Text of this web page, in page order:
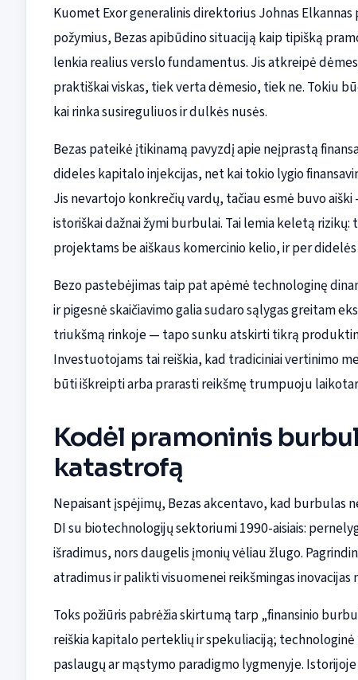
Kuomet Exor generalinis direktorius Johnas
požymius, Bezas apibūdino situaciją kaip tipišką
lenkia realius verslo fundamentus. Jis atkreipė
praktiškai viskas, tiek verta dėmesio, tiek ne. Tokiu
kai rinka susireguliuos ir dulkės nusės.
Bezas pateikė įtikinamą pavyzdį apie neįprastą
dideles kapitalo injekcijas, net kai tokio lygio
Jis nevartojo konkrečių vardų, tačiau esmė buvo
istoriškai dažnai žymi burbulai. Tai lemia keletą
projektams be aiškaus komercinio kelio, ir per
Bezo pastebėjimas taip pat apėmė technologinę
ir pigesnė skaičiavimo galia sudaro sąlygas greitam
triukšmą rinkoje — tapo sunku atskirti tikrą
Investuotojams tai reiškia, kad tradiciniai vertinimo
būti iškreipti arba prarasti reikšmę trumpuoju
Kodėl pramoninis
katastrofą
Nepaisant įspėjimų, Bezas akcentavo, kad burbulas
DI su biotechnologijų sektoriumi 1990-aisiais:
išradimus, nors daugelis įmonių vėliau žlugo.
atradimus ir palikti visuomenei reikšmingas inovacijas
Toks požiūris pabrėžia skirtumą tarp „finansinio
reiškia kapitalo perteklių ir spekuliaciją;
paslaugų ar mąstymo paradigmo lygmenyje.